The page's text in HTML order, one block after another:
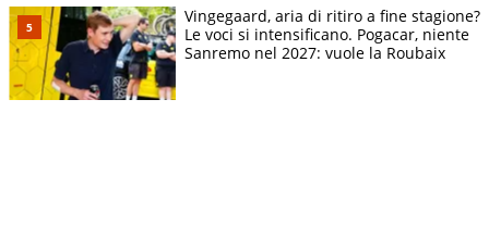
Vingegaard, aria di ritiro a fine stagione?
Le voci si intensificano. Pogacar, niente
Sanremo nel 2027: vuole la Roubaix